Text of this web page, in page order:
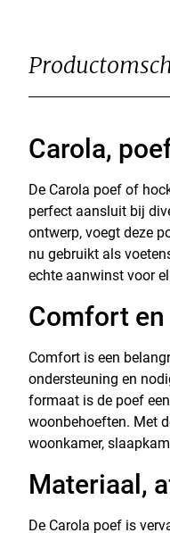
Carola,
De Carola poef of
perfect aansluit bij
ontwerp, voegt deze
nu gebruikt als
echte aanwinst voor
Comfort
Comfort is een
ondersteuning en
formaat is de poef
woonbehoeften. Met
woonkamer,
Materiaal,
De Carola poef is